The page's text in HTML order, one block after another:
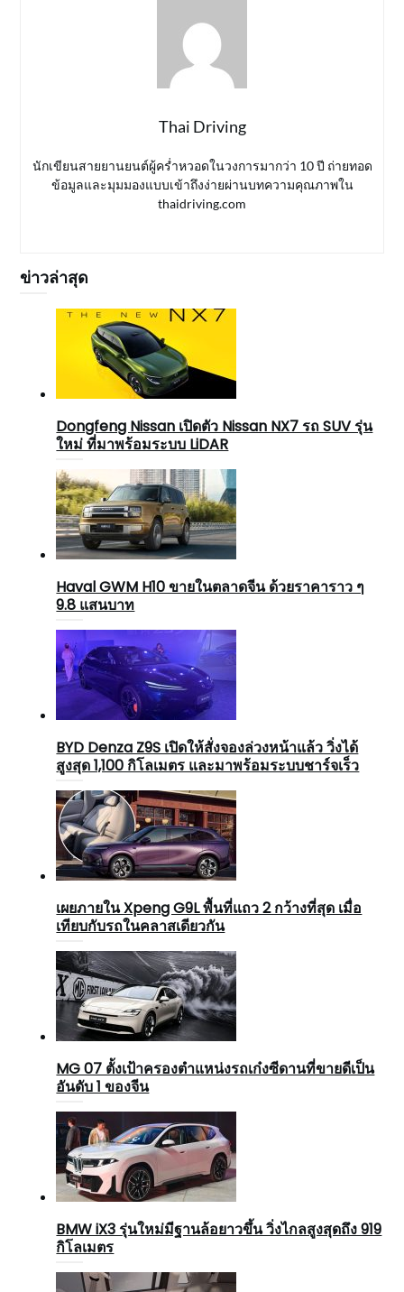
Thai Driving
นักเขียนสายยานยนต์ผู้คร่ำหวอดในวงการมากว่า 10 ปี ถ่ายทอด
ข้อมูลและมุมมองแบบเข้าถึงง่ายผ่านบทความคุณภาพใน
thaidriving.com
ข่าวล่าสุด
Dongfeng Nissan เปิดตัว Nissan NX7 รถ SUV รุ่น
ใหม่ ที่มาพร้อมระบบ LiDAR
Haval GWM H10 ขายในตลาดจีน ด้วยราคาราว ๆ
9.8 แสนบาท
BYD Denza Z9S เปิดให้สั่งจองล่วงหน้าแล้ว วิ่งได้
สูงสุด 1,100 กิโลเมตร และมาพร้อมระบบชาร์จเร็ว
เผยภายใน Xpeng G9L พื้นที่แถว 2 กว้างที่สุด เมื่อ
เทียบกับรถในคลาสเดียวกัน
MG 07 ตั้งเป้าครองตำแหน่งรถเก๋งซีดานที่ขายดีเป็น
อันดับ 1 ของจีน
BMW iX3 รุ่นใหม่มีฐานล้อยาวขึ้น วิ่งไกลสูงสุดถึง 919
กิโลเมตร